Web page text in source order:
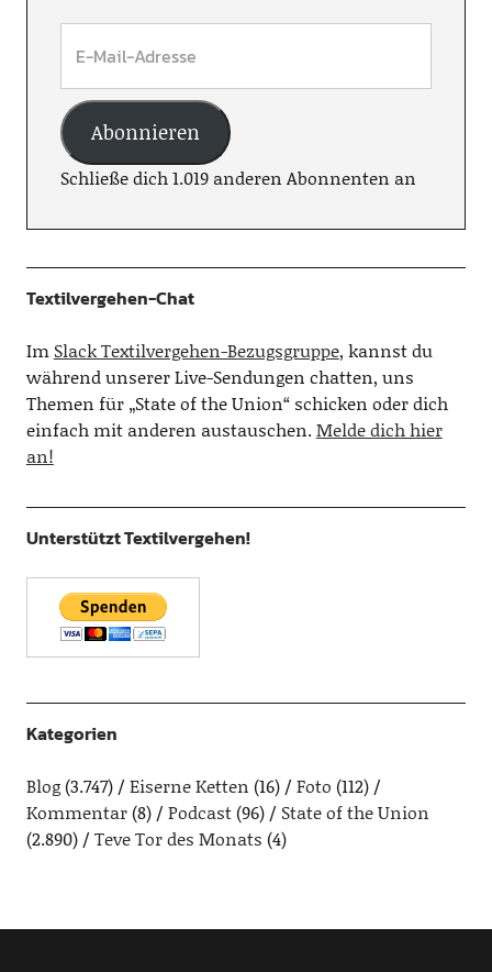
Abonnieren
Schließe dich 1.019 anderen Abonnenten an
Textilvergehen-Chat
Im Slack Textilvergehen-Bezugsgruppe, kannst du
während unserer Live-Sendungen chatten, uns
Themen für „State of the Union“ schicken oder dich
einfach mit anderen austauschen.Melde dich hier
an!
Unterstützt Textilvergehen!
Kategorien
Blog(3.747) Eiserne Ketten (16) Foto (112)
Kommentar(8) Podcast(96)
State of the Union
(2.890)
Teve Tor des Monats (4)